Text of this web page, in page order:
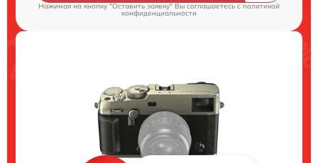
Нажимая на кнопку "Оставить заявку" Вы соглашаетесь c политикой
конфиденциальности